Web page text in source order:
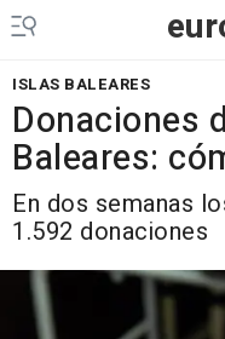
ISLAS BALEARES
Donaciones
Baleares:
En dos semanas
1.592 donaciones